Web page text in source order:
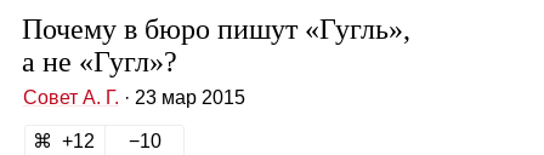
Почему в бюро пишут «Гугль»,
а не «Гугл»?
Совет А. Г. · 23 мар 2015
12 10